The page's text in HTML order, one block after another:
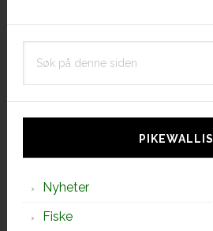
PIKEWALLIS
Nyheter
Fiske